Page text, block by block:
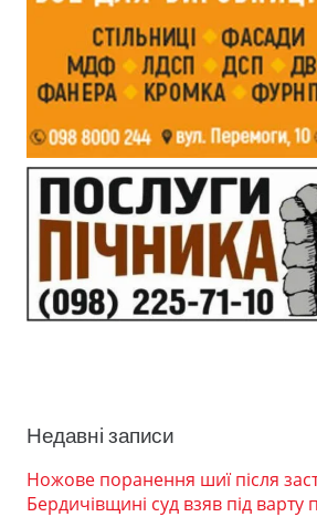
Недавні записи
Ножове поранення шиї після
Бердичівщині суд взяв під варту